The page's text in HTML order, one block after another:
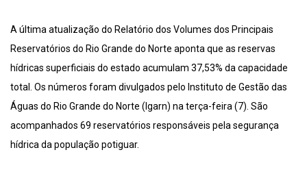
A última atualização do Relatório dos Volumes dos Principais
Reservatórios do Rio Grande do Norte aponta que as reservas
hídricas superficiais do estado acumulam 37,53% da capacidade
total. Os números foram divulgados pelo Instituto de Gestão das
Águas do Rio Grande do Norte (Igarn) na terça-feira (7). São
acompanhados 69 reservatórios responsáveis pela segurança
hídrica da população potiguar.